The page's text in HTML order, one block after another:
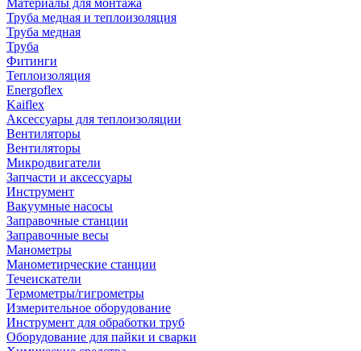
Материалы для монтажа
Труба медная и теплоизоляция
Труба медная
Труба
Фитинги
Теплоизоляция
Energoflex
Kaiflex
Аксессуары для теплоизоляции
Вентиляторы
Вентиляторы
Микродвигатели
Запчасти и аксессуары
Инструмент
Вакуумные насосы
Заправочные станции
Заправочные весы
Манометры
Манометирческие станции
Течеискатели
Термометры/гигрометры
Измерительное оборудование
Инструмент для обработки труб
Оборудование для пайки и сварки